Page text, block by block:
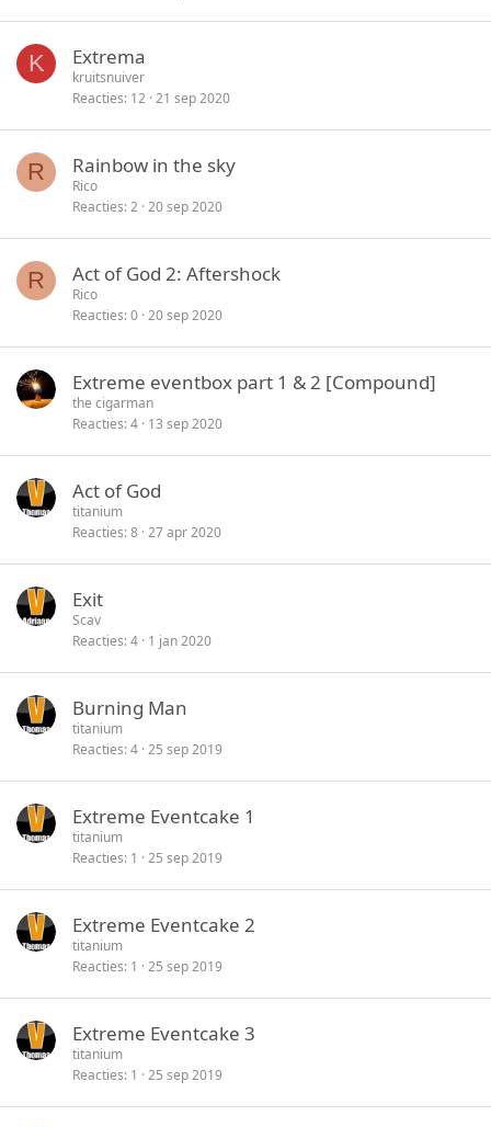
K Extrema
kruitsnuiver
Reacties 12 21 sep 2020
R Rainbow in the sky
Rico
Reacties 2 20 sep 2020
R Act of God 2: Aftershock
Rico
Reacties 0 20 sep 2020
Extreme eventbox part 1 & 2 [Compound]
the cigarman
Reacties 4 13 sep 2020
Act of God
titanium
Reacties 8 27 apr 2020
Exit
Scav
Reacties 4 1 jan 2020
Burning Man
titanium
Reacties 4 25 sep 2019
Extreme Eventcake 1
titanium
Reacties 1 25 sep 2019
Extreme Eventcake 2
titanium
Reacties 1 25 sep 2019
Extreme Eventcake 3
titanium
Reacties 1 25 sep 2019